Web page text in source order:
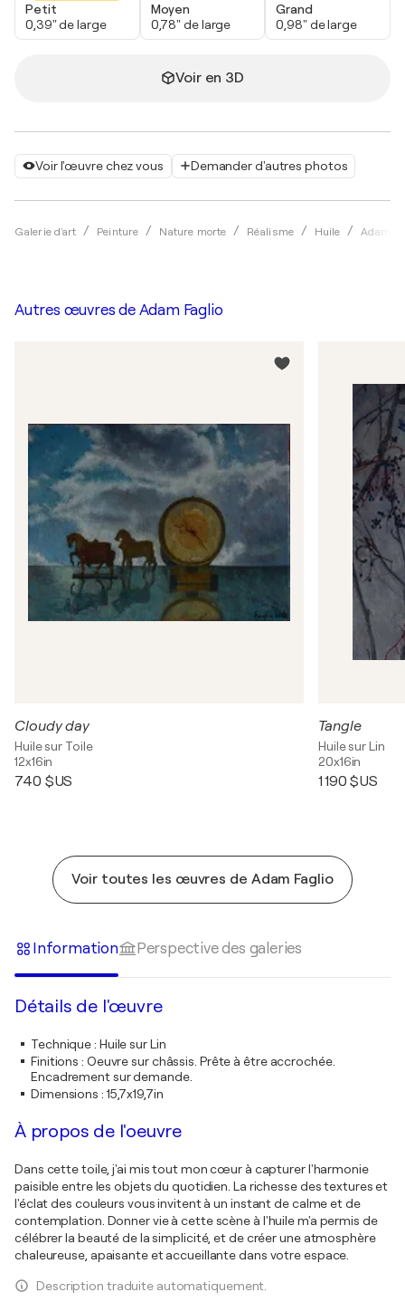
Voir l'œuvre chez vous Demander d'autres photos
Galerie d'art Peinture Nature morte Réalisme Huile Adam
Petit
0,39" de large
Moyen
0,78" de large
Grand
0,98" de large
Voir en 3D
Autres œuvres de Adam Faglio
Cloudy day
Huile sur Toile
12x16in
740 $US
Tangle
Huile sur Lin
20x16in
1 190 $US
Voir toutes les œuvres de Adam Faglio
Information Perspective des galeries
Détails de l'œuvre
Technique: Huile sur Lin
Finitions : Oeuvre sur châssis. Prête à être accrochée.
Encadrement sur demande.
Dimensions : 15,7x19,7in
À propos de l'oeuvre
Dans cette toile, j'ai mis tout mon cœur à capturer l'harmonie
paisible entre les objets du quotidien. La richesse des textures et
l'éclat des couleurs vous invitent à un instant de calme et de
contemplation. Donner vie à cette scène à l'huile m'a permis de
célébrer la beauté de la simplicité, et de créer une atmosphère
chaleureuse, apaisante et accueillante dans votre espace.
Description traduite automatiquement.